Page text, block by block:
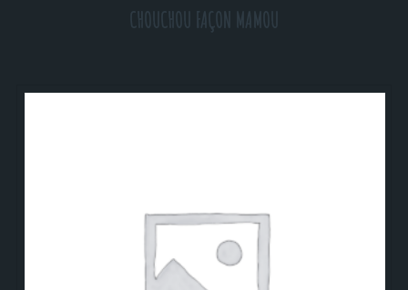
CHOUCHOU FAÇON MAMOU